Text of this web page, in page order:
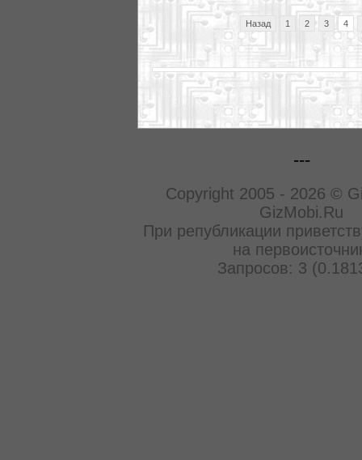
Назад 1 2 3 4
---
Copyright 2005 - 2026 ©
GizMobi.Ru
При републикации
на
Запросов: 3